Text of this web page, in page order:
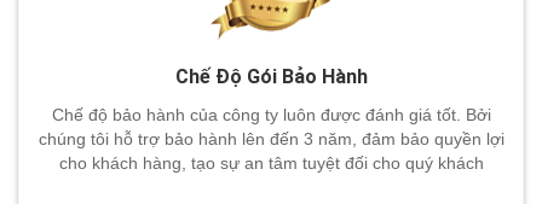
Chế Độ Gói Bảo Hành
Chế độ bảo hành của công ty luôn được đánh giá tốt. Bởi
chúng tôi hỗ trợ bảo hành lên đến 3 năm, đảm bảo quyền lợi
cho khách hàng, tạo sự an tâm tuyệt đối cho quý khách